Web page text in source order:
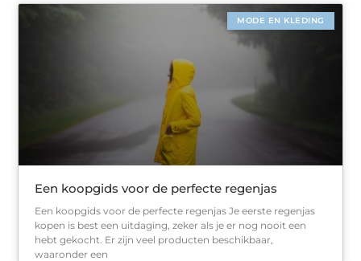
MODE EN KLEDING
Een koopgids voor de perfecte regenjas
Een koopgids voor de perfecte regenjas Je eerste regenjas
kopen is best een uitdaging, zeker als je er nog nooit een
hebt gekocht. Er zijn veel producten beschikbaar,
waaronder een